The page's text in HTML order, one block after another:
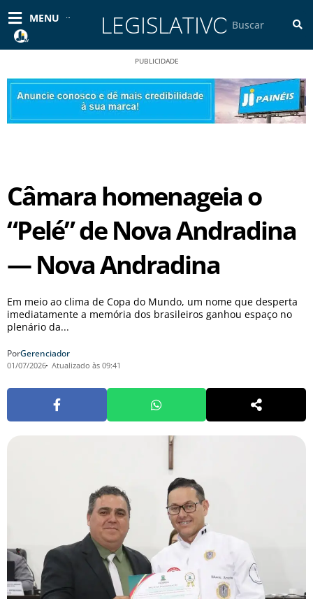
para
conteúdo
MENU LEGISLATIVOPesquisar
PUBLICIDADE
Câmara homenageia o
“Pelé” de Nova Andradina
— Nova Andradina
Em meio ao clima de Copa do Mundo, um nome que desperta
imediatamente a memória dos brasileiros ganhou espaço no
plenário da...
PorGerenciador
01/07/2026 Atualizado às 09:41